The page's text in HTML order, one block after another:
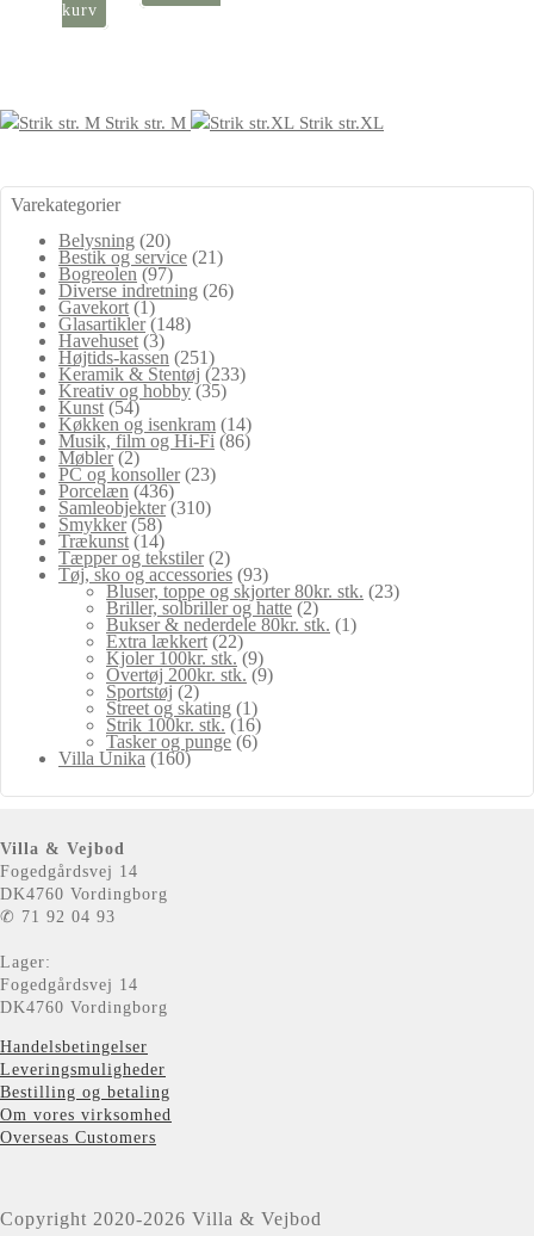
kurv
Strik str. M Strik str.XL
Varekategorier
Belysning (20)
Bestik og service (21)
Bogreolen (97)
Diverse indretning (26)
Gavekort (1)
Glasartikler (148)
Havehuset (3)
Højtids-kassen (251)
Keramik & Stentøj (233)
Kreativ og hobby (35)
Kunst (54)
Køkken og isenkram (14)
Musik, film og Hi-Fi (86)
Møbler (2)
PC og konsoller (23)
Porcelæn (436)
Samleobjekter (310)
Smykker (58)
Trækunst (14)
Tæpper og tekstiler (2)
Tøj, sko og accessories (93)
Bluser, toppe og skjorter 80kr. stk. (23)
Briller, solbriller og hatte (2)
Bukser & nederdele 80kr. stk. (1)
Extra lækkert (22)
Kjoler 100kr. stk. (9)
Overtøj 200kr. stk. (9)
Sportstøj (2)
Street og skating (1)
Strik 100kr. stk. (16)
Tasker og punge (6)
Villa Unika (160)
Villa & Vejbod
Fogedgårdsvej 14
DK4760 Vordingborg
✆ 71 92 04 93
Lager:
Fogedgårdsvej 14
DK4760 Vordingborg
Handelsbetingelser
Leveringsmuligheder
Bestilling og betaling
Om vores virksomhed
Overseas Customers
Copyright 2020-2026 Villa & Vejbod